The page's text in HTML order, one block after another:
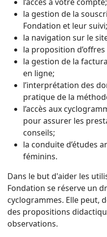
la gestion de la
Fondation et leur suivi;
la navigation sur le
la proposition
la gestion de la
en ligne;
l’interprétation des
pratique de la
l’accès aux
pour assurer les
conseils;
la conduite d’études
féminins.
Dans le but d'aider les
Fondation se réserve un
cyclogrammes. Elle peut,
des propositions
observations.